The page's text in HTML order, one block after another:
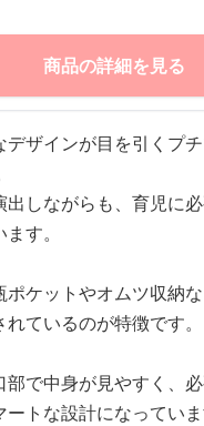
商品の詳細を見る
デザインが目を引くプ
出しながらも、育児に
す。
ポケットやオムツ収納
ているのが特徴です。
部で中身が見やすく、
トな設計になっていま